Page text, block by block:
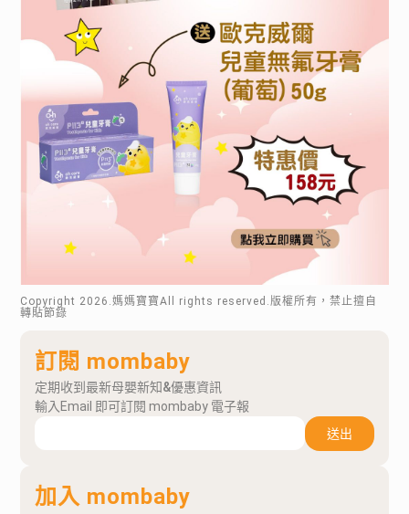
Copyright 2026 .媽媽寶寶All rights reserved.版權所有，禁止擅自
轉貼節錄
訂閱 mombaby
定期收到最新母嬰新知&優惠資訊
輸入Email 即可訂閱 mombaby 電子報
送出
加入 mombaby